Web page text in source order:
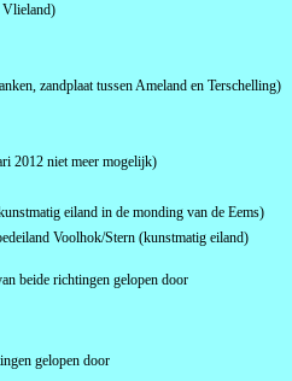
Vlieland)
zandplaat tussen Ameland en Terschelling)
2012 niet meer mogelijk)
eiland in de monding van de Eems)
Voolhok/Stern (kunstmatig eiland)
beide richtingen gelopen door
gelopen door